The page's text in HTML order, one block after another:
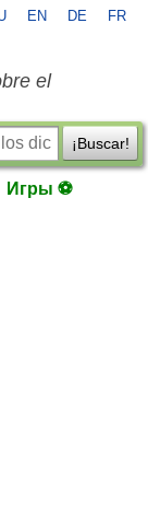
EN DE FR
el
¡Buscar!
Игры ⚽